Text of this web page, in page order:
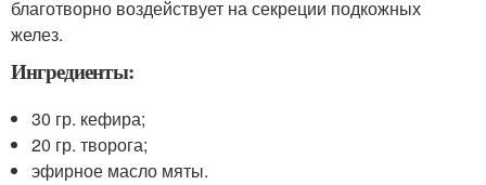
благотворно воздействует на секреции подкожных
желез.
Ингредиенты:
30 гр. кефира;
20 гр. творога;
эфирное масло мяты.